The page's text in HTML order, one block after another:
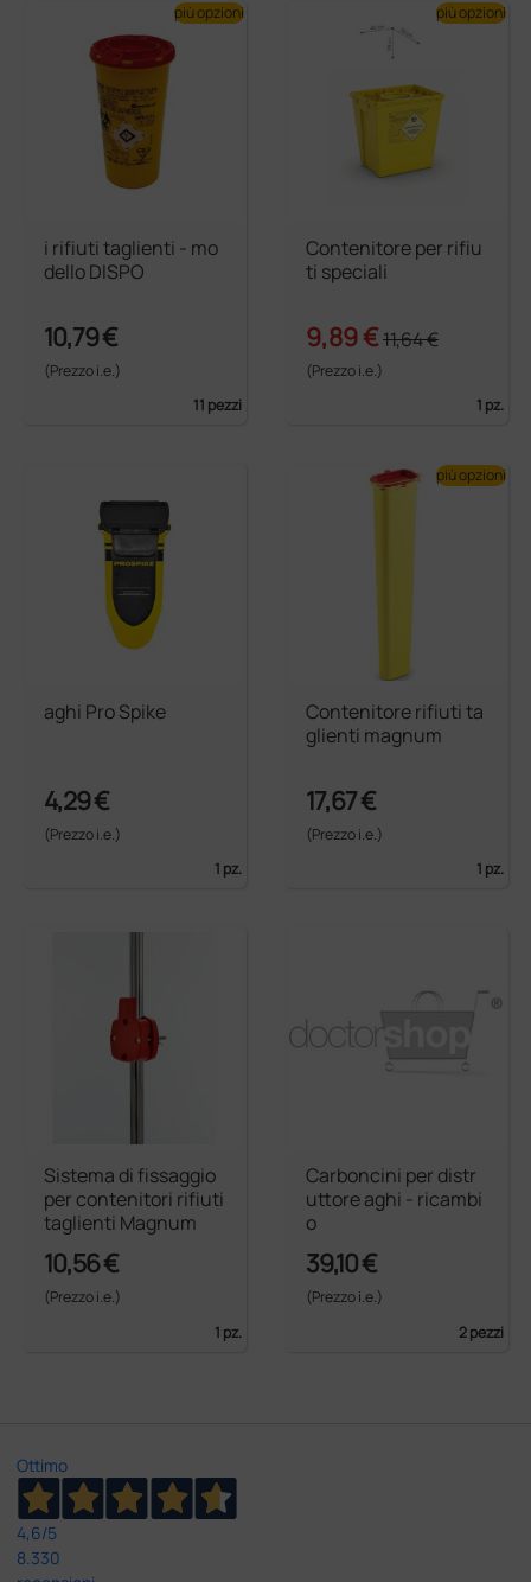
i rifiuti taglienti - mo
dello DISPO
10,79 €
(Prezzo i.e.)
11 pezzi
più opzioni
Contenitore per rifiu
ti speciali
9,89 €11,64 €
(Prezzo i.e.)
1 pz.
più opzioni
aghi Pro Spike
4,29 €
(Prezzo i.e.)
1 pz.
Contenitore rifiuti ta
glienti magnum
17,67 €
(Prezzo i.e.)
1 pz.
più opzioni
Sistema di fissaggio
per contenitori rifiuti
taglienti Magnum
10,56 €
(Prezzo i.e.)
1 pz.
Carboncini per distr
uttore aghi - ricambi
o
39,10 €
(Prezzo i.e.)
2 pezzi
Ottimo
4,6/5
8.330